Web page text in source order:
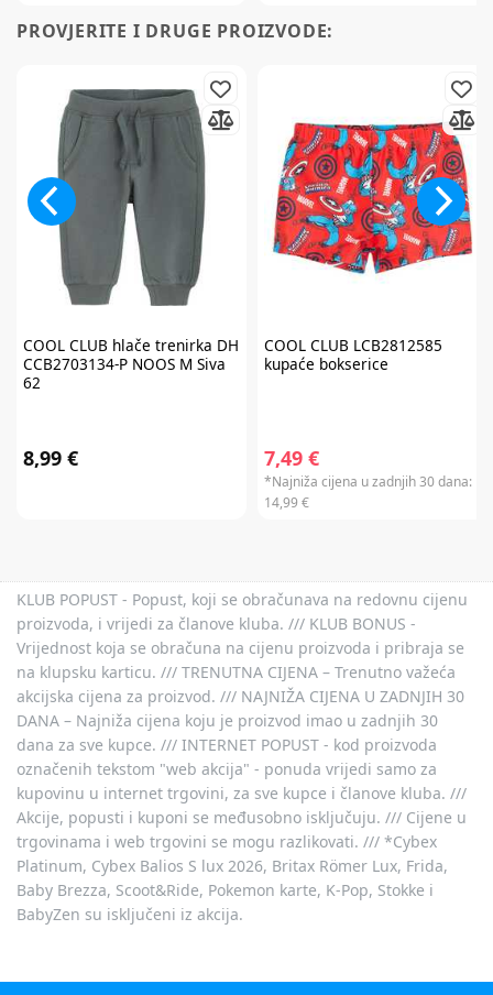
PROVJERITE I DRUGE PROIZVODE:
COOL CLUB hlače trenirka DH
CCB2703134-P NOOS M Siva
62
8,99 €
COOL CLUB LCB2812585
kupaće bokserice
7,49 €
*Najniža cijena u zadnjih 30 dana:
14,99 €
KLUB POPUST - Popust, koji se obračunava na redovnu cijenu
proizvoda, i vrijedi za članove kluba. /// KLUB BONUS -
Vrijednost koja se obračuna na cijenu proizvoda i pribraja se
na klupsku karticu. /// TRENUTNA CIJENA – Trenutno važeća
akcijska cijena za proizvod. /// NAJNIŽA CIJENA U ZADNJIH 30
DANA – Najniža cijena koju je proizvod imao u zadnjih 30
dana za sve kupce. /// INTERNET POPUST - kod proizvoda
označenih tekstom "web akcija" - ponuda vrijedi samo za
kupovinu u internet trgovini, za sve kupce i članove kluba. ///
Akcije, popusti i kuponi se međusobno isključuju. /// Cijene u
trgovinama i web trgovini se mogu razlikovati. /// *Cybex
Platinum, Cybex Balios S lux 2026, Britax Römer Lux, Frida,
Baby Brezza, Scoot&Ride, Pokemon karte, K-Pop, Stokke i
BabyZen su isključeni iz akcija.
*Prijavom na newsletter pristajete da vam tvrtka AKIDS HR d.o.o. može
slati razne personalizirane komercijalne poruke na vašu e-mail adresu te
da se slažete s
općim uvjetima
* Promo kod za popust zaprimit ćete e-mailom u roku od 24 sata od prijave.
Promo kod za popust vrijedi samo za prvu narudžbu proizvoda po
redovnim cijenama u internet trgovini. Promo kod za popust ne vrijedi na
proizvode Cybex Platinum, Britax Römer Lux, Frida, Stokke, Babyzen,
Baby Brezza i Scoot & Ride te kod kupnje darovnih kartica i plaćanja
usluga. Promo kod za popust nije moguće kombinirati s aktualnim
akcijama i klupskim pogodnostima. Popusti se ne zbrajaju.Promo kod za
popust vrijedi 30 dana.